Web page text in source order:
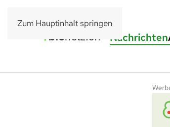
Zum Hauptinhalt springen
Nachrichten